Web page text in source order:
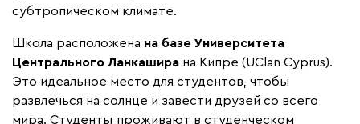
субтропическом климате.
Школа расположена на базе Университета
Центрального Ланкашира на Кипре (UClan Cyprus).
Это идеальное место для студентов, чтобы
развлечься на солнце и завести друзей со всего
мира. Студенты проживают в студенческом